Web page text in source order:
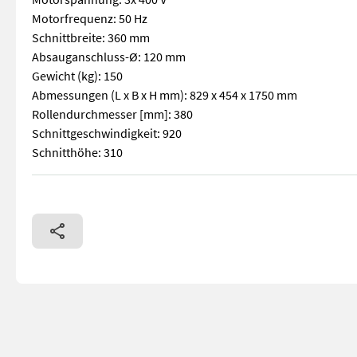
Motorfrequenz: 50 Hz
Schnittbreite: 360 mm
Absauganschluss-Ø: 120 mm
Gewicht (kg): 150
Abmessungen (L x B x H mm): 829 x 454 x 1750 mm
Rollendurchmesser [mm]: 380
Schnittgeschwindigkeit: 920
Schnitthöhe: 310
Gesamthöhe: 1750 mm Tischgröße: 400 x 510 mm